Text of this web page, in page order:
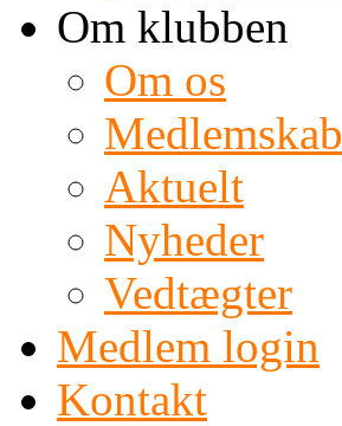
Om klubben
Om os
Medlemskab
Aktuelt
Nyheder
Vedtægter
Medlem login
Kontakt